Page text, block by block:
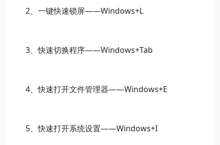
2、 一键快速锁屏——Windows+L
3、快速切换程序——Windows+Tab
4、快速打开文件管理器——Windows+E
5、快速打开系统设置——Windows+I